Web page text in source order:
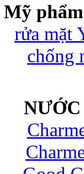
Mỹ
rửa mặt
chống